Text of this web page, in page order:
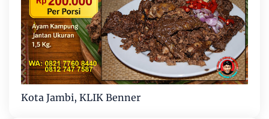
Kota Jambi, KLIK Benner